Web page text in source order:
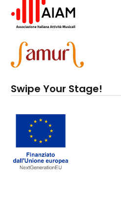
Swipe Your Stage!